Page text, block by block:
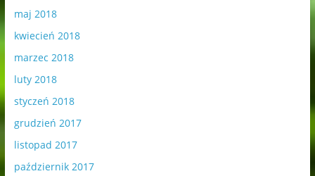
maj 2018
kwiecień 2018
marzec 2018
luty 2018
styczeń 2018
grudzień 2017
listopad 2017
październik 2017